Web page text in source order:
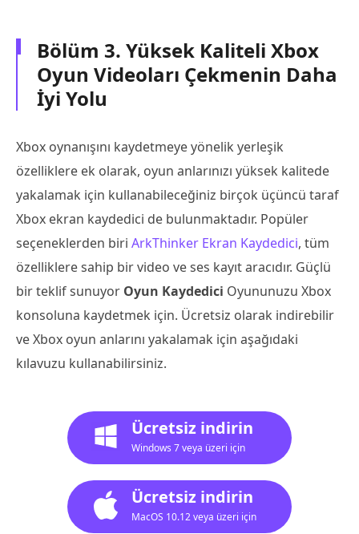
Bölüm 3. Yüksek Kaliteli Xbox
Oyun Videoları Çekmenin Daha
İyi Yolu
Xbox oynanışını kaydetmeye yönelik yerleşik
özelliklere ek olarak, oyun anlarınızı yüksek kalitede
yakalamak için kullanabileceğiniz birçok üçüncü taraf
Xbox ekran kaydedici de bulunmaktadır. Popüler
seçeneklerden biri ArkThinker Ekran Kaydedici, tüm
özelliklere sahip bir video ve ses kayıt aracıdır. Güçlü
bir teklif sunuyor Oyun Kaydedici Oyununuzu Xbox
konsoluna kaydetmek için. Ücretsiz olarak indirebilir
ve Xbox oyun anlarını yakalamak için aşağıdaki
kılavuzu kullanabilirsiniz.
Ücretsiz indirin
Windows 7 veya üzeri için
Ücretsiz indirin
MacOS 10.12 veya üzeri için